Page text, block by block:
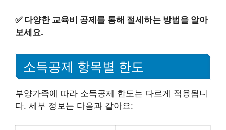
✅ 다양한 교육비 공제를 통해 절세하는 방법을 알아
보세요.
소득공제 항목별 한도
부양가족에 따라 소득공제 한도는 다르게 적용됩니
다. 세부 정보는 다음과 같아요: